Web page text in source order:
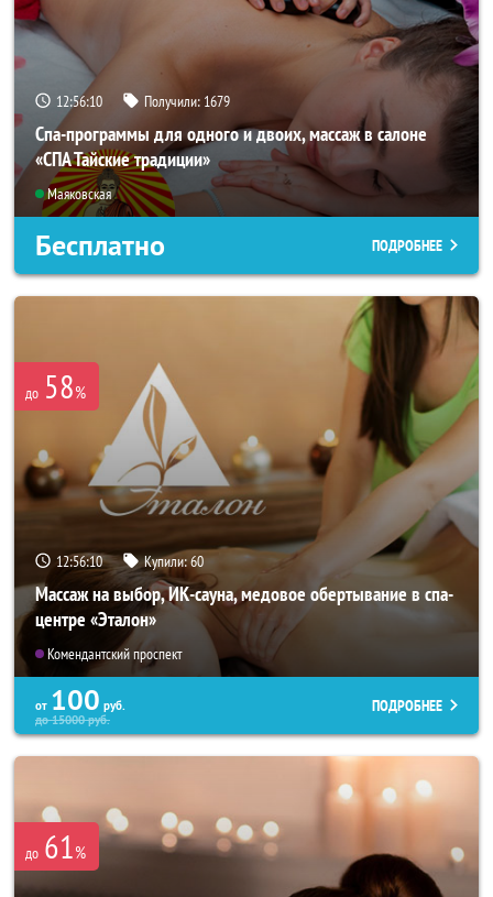
12:56:09 Получили: 1679
Спа-программы для одного и двоих, массаж в салоне
«СПА Тайские традиции»
Маяковская
Бесплатно ПОДРОБНЕЕ
до 58%
12:56:09 Купили:60
Массаж на выбор, ИК-сауна, медовое обертывание в спа-
центре «Эталон»
Комендантский проспект
от 100 руб.
до15000руб.
ПОДРОБНЕЕ
до 61%